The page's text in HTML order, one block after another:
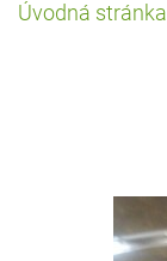
Úvodná stránka